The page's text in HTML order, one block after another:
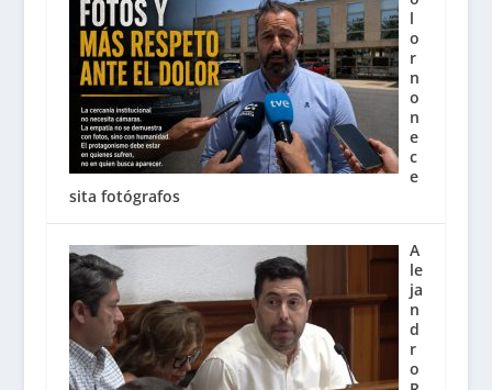
l
o
r
n
o
n
e
c
e
sita fotógrafos
A
le
ja
n
d
r
o